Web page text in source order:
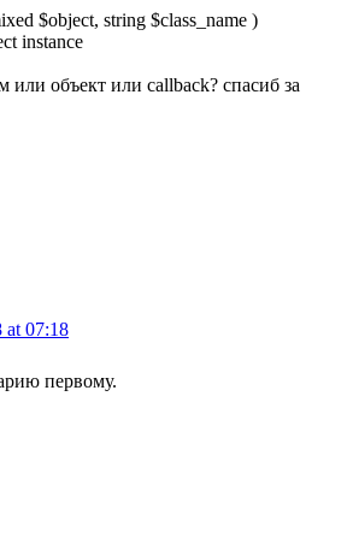
$object, string $class_name )
instance
или объект или callback? спасиб за
07:18
первому.